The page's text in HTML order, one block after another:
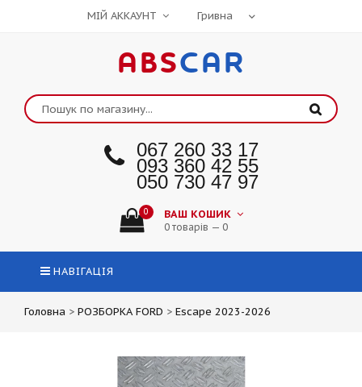
МІЙ АККАУНТ
ABSCAR
067 260 33 17
093 360 42 55
050 730 47 97
0 ВАШ КОШИК
0 товарів — 0
НАВІГАЦІЯ
Головна > РОЗБОРКА FORD > Escape 2023-2026